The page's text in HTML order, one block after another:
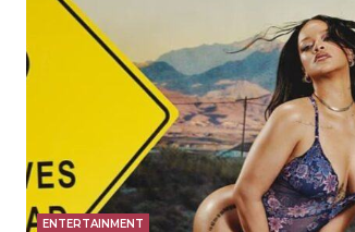
ENTERTAINMENT